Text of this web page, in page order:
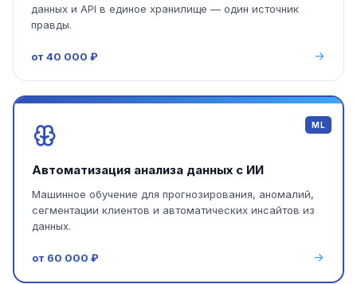
данных и API в единое хранилище — один источник
правды.
от 40 000 ₽
ML
Автоматизация анализа данных с ИИ
Машинное обучение для прогнозирования, аномалий,
сегментации клиентов и автоматических инсайтов из
данных.
от 60 000 ₽